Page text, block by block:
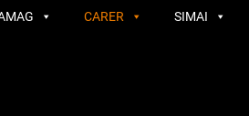
CARER SIMAI